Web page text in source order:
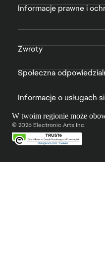
Informacje prawne i
Zwroty
Społeczna
Informacje o usługach
W twoim regionie może
© 2026 Electronic Arts Inc.